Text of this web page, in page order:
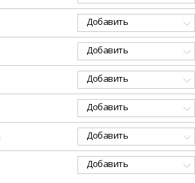
Добавить
Добавить
Добавить
Добавить
Добавить
Добавить